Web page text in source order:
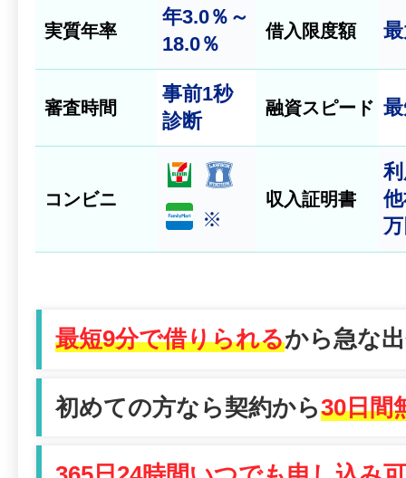
実質年率
年3.0％～
18.0％
借入限度額
審査時間
事前1秒
診断
融資スピード
コンビニ
※
収入証明書
最短9分で借りられるから急な
初めての方なら契約から30日間